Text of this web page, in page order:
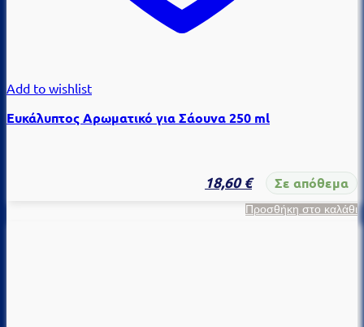
Add to wishlist
Ευκάλυπτος Αρωματικό για Σάουνα 250 ml
18,60€ Σε απόθεμα
Προσθήκη στο καλάθι